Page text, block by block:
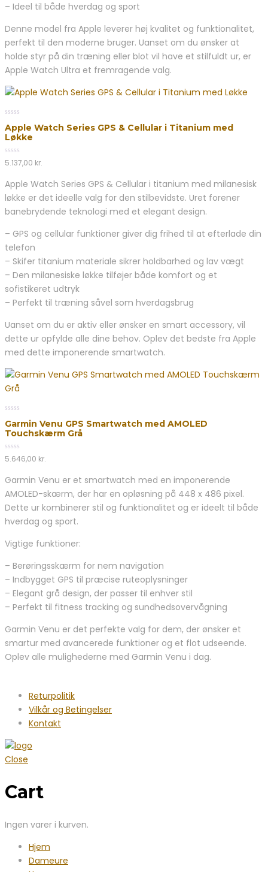
– Ideel til både hverdag og sport
Denne model fra Apple leverer høj kvalitet og funktionalitet,
perfekt til den moderne bruger. Uanset om du ønsker at
holde styr på din træning eller blot vil have et stilfuldt ur, er
Apple Watch Ultra et fremragende valg.
out
of
Apple Watch Series GPS & Cellular i Titanium med
Løkke
0
out
5
5.137,00 kr.
Apple Watch Series GPS & Cellular i titanium med milanesisk
løkke er det ideelle valg for den stilbevidste. Uret forener
banebrydende teknologi med et elegant design.
– GPS og cellular funktioner giver dig frihed til at efterlade din
telefon
– Skifer titanium materiale sikrer holdbarhed og lav vægt
– Den milanesiske løkke tilføjer både komfort og et
sofistikeret udtryk
– Perfekt til træning såvel som hverdagsbrug
Uanset om du er aktiv eller ønsker en smart accessory, vil
dette ur opfylde alle dine behov. Oplev det bedste fra Apple
med dette imponerende smartwatch.
out
of
Garmin Venu GPS Smartwatch med AMOLED
Touchskærm Grå
0
out
5
5.646,00 kr.
Garmin Venu er et smartwatch med en imponerende
AMOLED-skærm, der har en opløsning på 448 x 486 pixel.
Dette ur kombinerer stil og funktionalitet og er ideelt til både
hverdag og sport.
Vigtige funktioner:
– Berøringsskærm for nem navigation
– Indbygget GPS til præcise ruteoplysninger
– Elegant grå design, der passer til enhver stil
– Perfekt til fitness tracking og sundhedsovervågning
Garmin Venu er det perfekte valg for dem, der ønsker et
smartur med avancerede funktioner og et flot udseende.
Oplev alle mulighederne med Garmin Venu i dag.
Returpolitik
Vilkår og Betingelser
Kontakt
Close
Cart
Ingen varer i kurven.
Hjem
Dameure